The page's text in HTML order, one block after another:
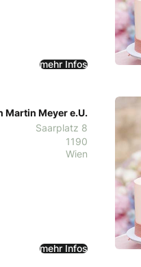
mehr Infos
Meyer e.U.
Saarplatz 8
1190
Wien
mehr Infos